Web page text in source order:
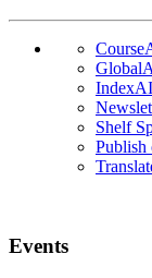
IndexAI
Shelf
Publish
Events